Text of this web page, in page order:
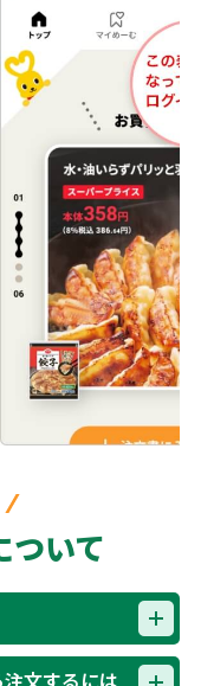
ついて